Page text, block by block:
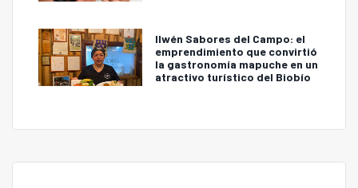
Ilwén Sabores del Campo: el
emprendimiento que convirtió
la gastronomía mapuche en un
atractivo turístico del Biobío